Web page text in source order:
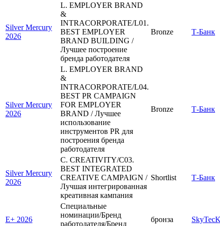
Silver Mercury
2026
L. EMPLOYER BRAND
&
INTRACORPORATE/L01.
BEST EMPLOYER
BRAND BUILDING /
Лучшее построение
бренда работодателя
Bronze Т-Банк
Silver Mercury
2026
L. EMPLOYER BRAND
&
INTRACORPORATE/L04.
BEST PR CAMPAIGN
FOR EMPLOYER
BRAND / Лучшее
использование
инструментов PR для
построения бренда
работодателя
Bronze Т-Банк
Silver Mercury
2026
C. CREATIVITY/C03.
BEST INTEGRATED
CREATIVE CAMPAIGN /
Лучшая интегрированная
креативная кампания
Shortlist Т-Банк
E+ 2026
Специальные
номинации/Бренд
работодателя/Бренд
бронза